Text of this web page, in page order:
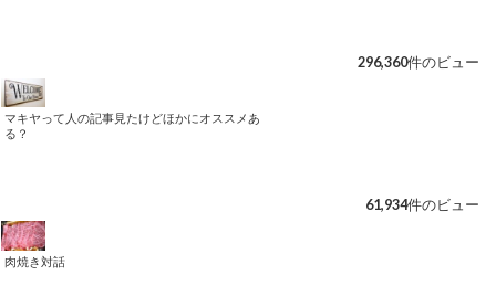
296,360件のビュー
マキヤって人の記事見たけどほかにオススメあ
る？
61,934件のビュー
肉焼き対話